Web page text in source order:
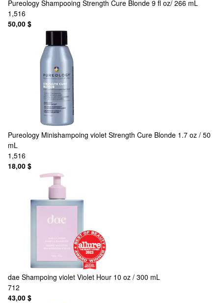
Pureology Shampooing Strength Cure Blonde 9 fl oz/ 266 mL
1,516
50,00 $
Pureology Minishampoing violet Strength Cure Blonde 1.7 oz / 50
mL
1,516
18,00 $
dae Shampoing violet Violet Hour 10 oz / 300 mL
712
43,00 $